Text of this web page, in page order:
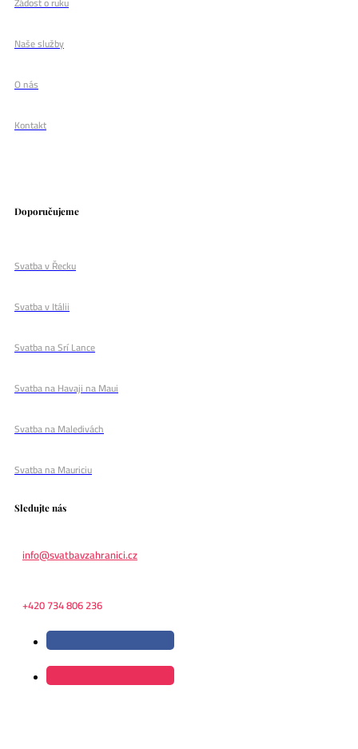
Naše služby
O nás
Kontakt
Doporučujeme
Svatba v Řecku
Svatba v Itálii
Svatba na Srí Lance
Svatba na Havaji na Maui
Svatba na Maledivách
Svatba na Mauriciu
Sledujte nás
info@svatbavzahranici.cz
+420 734 806 236